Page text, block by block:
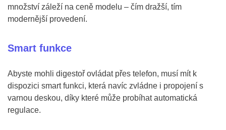
množství záleží na ceně modelu – čím dražší, tím
modernější provedení.
Smart funkce
Abyste mohli digestoř ovládat přes telefon, musí mít k
dispozici smart funkci, která navíc zvládne i propojení s
varnou deskou, díky které může probíhat automatická
regulace.